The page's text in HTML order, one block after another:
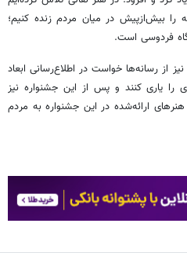
را بیش‌ازپیش در میان مردم زنده کنیم؛
فردوسی است.
از رسانه‌ها خواست در اطلاع‌رسانی ابعاد
یاری کنند و پس از این جشنواره نیز
ارائه‌شده در این جشنواره به مردم